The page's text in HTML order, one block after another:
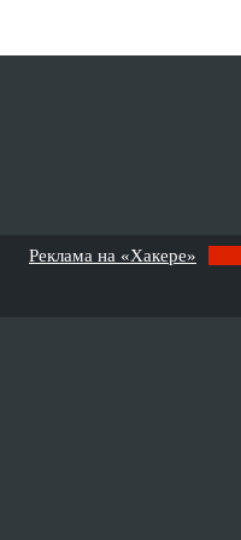
Реклама на «Хакере»